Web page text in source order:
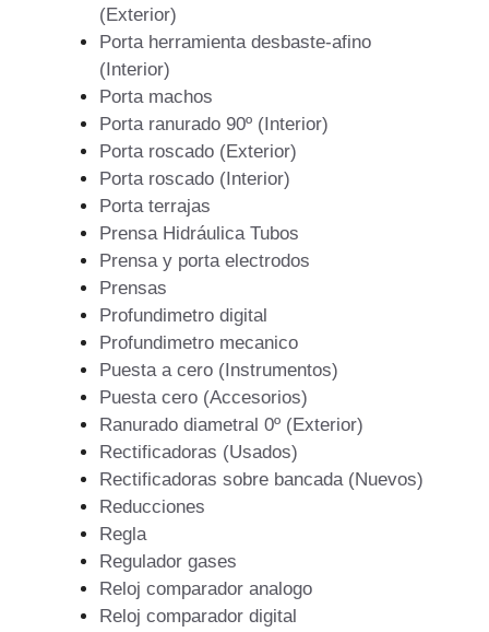
(Exterior)
Porta herramienta desbaste-afino
(Interior)
Porta machos
Porta ranurado 90º (Interior)
Porta roscado (Exterior)
Porta roscado (Interior)
Porta terrajas
Prensa Hidráulica Tubos
Prensa y porta electrodos
Prensas
Profundimetro digital
Profundimetro mecanico
Puesta a cero (Instrumentos)
Puesta cero (Accesorios)
Ranurado diametral 0º (Exterior)
Rectificadoras (Usados)
Rectificadoras sobre bancada (Nuevos)
Reducciones
Regla
Regulador gases
Reloj comparador analogo
Reloj comparador digital